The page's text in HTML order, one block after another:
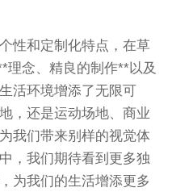
性和定制化特点，在草
理念、精良的制作**以及
活环境增添了无限可
，还是运动场地、商业
我们带来别样的视觉体
，我们期待看到更多独
为我们的生活增添更多